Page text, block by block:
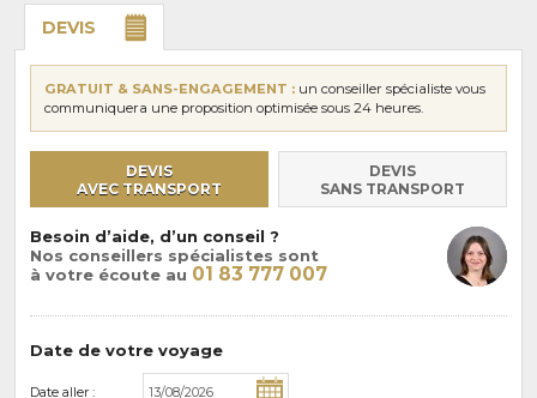
DEVIS
GRATUIT & SANS-ENGAGEMENT : un conseiller spécialiste vous
communiquera une proposition optimisée sous 24 heures.
DEVIS
AVEC TRANSPORT
DEVIS
SANS TRANSPORT
Besoin d’aide, d’un conseil ?
Nos conseillers spécialistes sont
à votre écoute au 01 83 777 007
Date de votre voyage
Date aller :